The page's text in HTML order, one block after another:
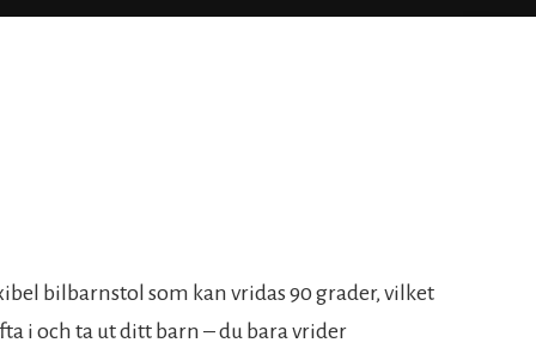
bilbarnstol som kan vridas 90 grader, vilket
i och ta ut ditt barn – du bara vrider